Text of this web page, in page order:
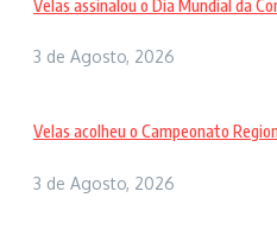
Velas assinalou o Dia Mundial da
3 de Agosto, 2026
Velas acolheu o Campeonato
3 de Agosto, 2026